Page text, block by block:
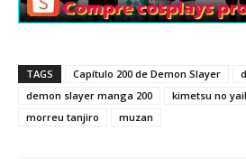
TAGS Capítulo 200 de Demon Slayer
demon slayer manga 200
kimetsu no
morreu tanjiro
muzan